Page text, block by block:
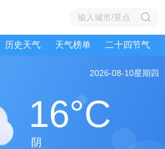
历史天气 天气榜单 二十四节气
2026-08-10星期四
16°C
阴